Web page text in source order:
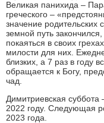
Великая панихида –
греческого –
значение
земной путь
покаяться в своих
милости для них.
близких, а 7 раз в году
обращается к Богу,
чад.
Димитриевская суббота
2022 году. Следующая
2023 года.